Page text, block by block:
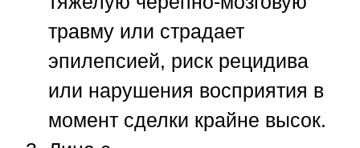
травму или страдает
эпилепсией, риск рецидива
или нарушения восприятия в
момент сделки крайне высок.